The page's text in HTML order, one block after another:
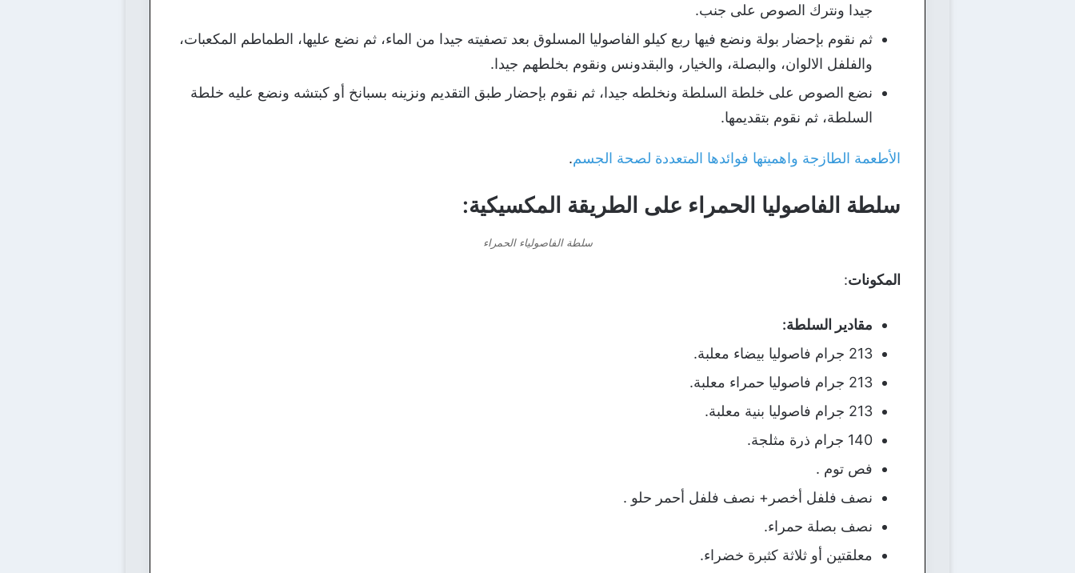
جيدا ونترك الصوص على جنب.
ثم نقوم بإحضار بولة ونضع فيها ربع كيلو الفاصوليا المسلوق بعد تصفيته جيدا من الماء، ثم نضع عليها، الطماطم المكعبات،
والفلفل الالوان، والبصلة، والخيار، والبقدونس ونقوم بخلطهم جيدا.
نضع الصوص على خلطة السلطة ونخلطه جيدا، ثم نقوم بإحضار طبق التقديم ونزينه بسبانخ أو كبتشه ونضع عليه خلطة
السلطة، ثم نقوم بتقديمها.
الأطعمة الطازجة واهميتها فوائدها المتعددة لصحة الجسم.
سلطة الفاصوليا الحمراء على الطريقة المكسيكية:
سلطة الفاصولياء الحمراء
المكونات:
مقادير السلطة:
213 جرام فاصوليا بيضاء معلبة.
213 جرام فاصوليا حمراء معلبة.
213 جرام فاصوليا بنية معلبة.
140 جرام ذرة مثلجة.
فص توم .
نصف فلفل أخصر+ نصف فلفل أحمر حلو .
نصف بصلة حمراء.
معلقتين أو ثلاثة كثبرة خضراء.